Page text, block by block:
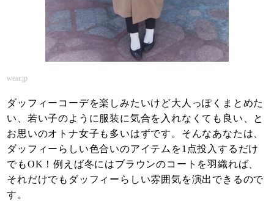
wear.jp
ダッフィーコーデを楽しみたいけど大人っぽくまとめた
い、若い子のように服装に気合を入れなくても良い、と
お思いのオトナ女子も多いはずです。そんなあなたは、
ダッフィーらしい色合いのアイテムを1点投入するだけ
でもOK！例えば冬にはブラウンのコートを羽織れば、
それだけでもダッフィーらしい雰囲気を演出できるので
す。